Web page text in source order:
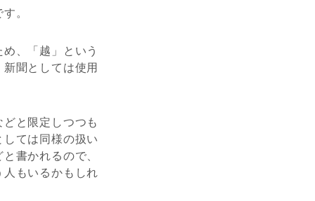
。
、「越」という
聞としては使用
と限定しつつも
ては同様の扱い
書かれるので、
もいるかもしれ